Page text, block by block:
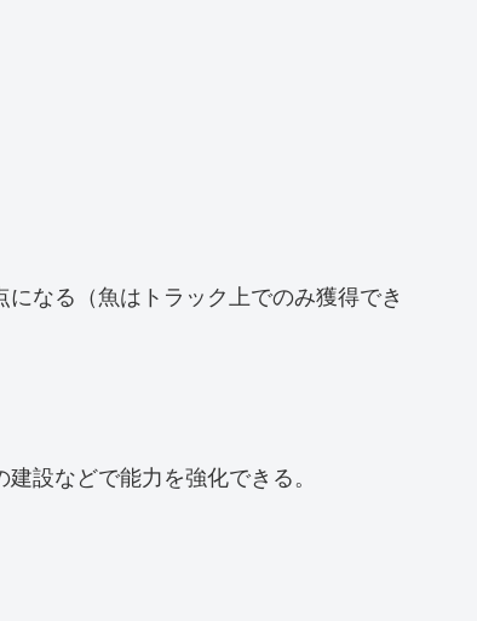
なる（魚はトラック上でのみ獲得でき
設などで能力を強化できる。